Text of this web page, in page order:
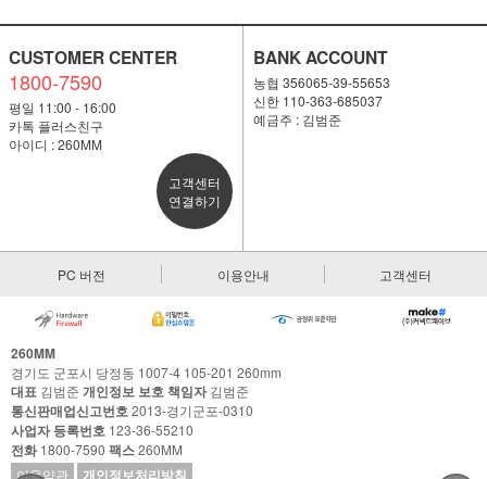
CUSTOMER CENTER
1800-7590
평일 11:00 - 16:00
카톡 플러스친구
아이디 : 260MM
고객센터
연결하기
BANK ACCOUNT
농협 356065-39-55653
신한 110-363-685037
예금주 : 김범준
PC 버전 이용안내 고객센터
260MM
경기도 군포시 당정동 1007-4 105-201 260mm
대표 김범준 개인정보 보호 책임자김범준
통신판매업신고번호2013-경기군포-0310
사업자 등록번호 123-36-55210
전화1800-7590 팩스260MM
이용약관
개인정보처리방침